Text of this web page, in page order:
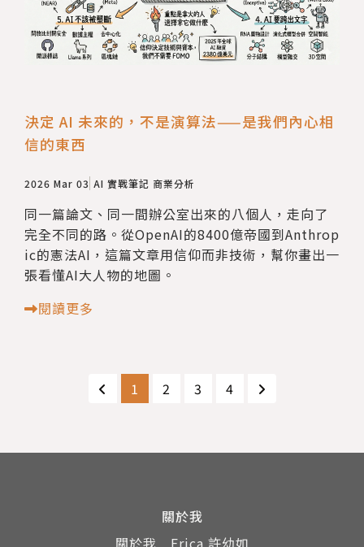
決定 AI 未來的，不是演算法——是我們內心相
信的東西
2026 Mar 03 AI 實戰筆記 商業分析
同一篇論文、同一間辦公室出來的八個人，走向了
完全不同的路。從OpenAI的8400億帝國到Anthrop
ic的憲法AI，這篇文章用信仰而非技術，幫你畫出一
張看懂AI大人物的地圖。
閱讀更多
1 2 3 4
關於我
關於我＿Erica 許幼如